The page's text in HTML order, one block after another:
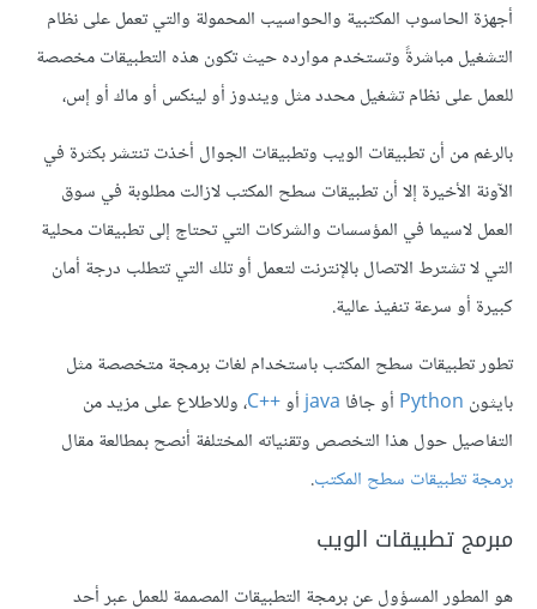
أجهزة الحاسوب المكتبية والحواسيب المحمولة والتي تعمل على نظام
التشغيل مباشرةً وتستخدم موارده حيث تكون هذه التطبيقات مخصصة
للعمل على نظام تشغيل محدد مثل ويندوز أو لينكس أو ماك أو إس،
بالرغم من أن تطبيقات الويب وتطبيقات الجوال أخذت تنتشر بكثرة في
الآونة الأخيرة إلا أن تطبيقات سطح المكتب لازالت مطلوبة في سوق
العمل لاسيما في المؤسسات والشركات التي تحتاج إلى تطبيقات محلية
التي لا تشترط الاتصال بالإنترنت لتعمل أو تلك التي تتطلب درجة أمان
كبيرة أو سرعة تنفيذ عالية.
تطور تطبيقات سطح المكتب باستخدام لغات برمجة متخصصة مثل
بايثون Python أو جافا javaأوC++‎، وللاطلاع على مزيد من
التفاصيل حول هذا التخصص وتقنياته المختلفة أنصح بمطالعة مقال
برمجة تطبيقات سطح المكتب.
مبرمج تطبيقات الويب
هو المطور المسؤول عن برمجة التطبيقات المصممة للعمل عبر أحد